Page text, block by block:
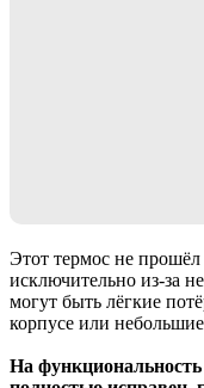
Этот термос не
исключительно из-за
могут быть лёгкие
корпусе или
На